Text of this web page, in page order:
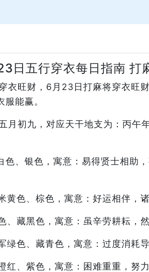
日五行穿衣每日指南 打
旺财，6月23日打麻将穿衣旺
能赢。
初九，对应天干地支为：丙午
色、银色，寓意：易得贤士相助
黄色、棕色，寓意：好运相伴，
、藏黑色，寓意：虽辛劳耕耘，
绿色、藏青色，寓意：过度消耗
红、紫色，寓意：困难重重，努